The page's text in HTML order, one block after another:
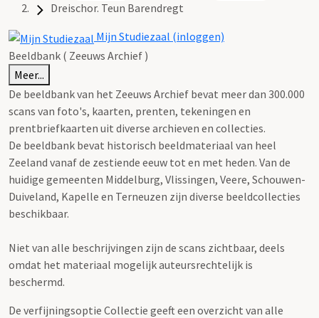
Dreischor. Teun Barendregt
Mijn Studiezaal (inloggen)
Beeldbank ( Zeeuws Archief )
Meer...
De beeldbank van het Zeeuws Archief bevat meer dan 300.000
scans van foto's, kaarten, prenten, tekeningen en
prentbriefkaarten uit diverse archieven en collecties.
De beeldbank bevat historisch beeldmateriaal van heel
Zeeland vanaf de zestiende eeuw tot en met heden. Van de
huidige gemeenten Middelburg, Vlissingen, Veere, Schouwen-
Duiveland, Kapelle en Terneuzen zijn diverse beeldcollecties
beschikbaar.
Niet van alle beschrijvingen zijn de scans zichtbaar, deels
omdat het materiaal mogelijk auteursrechtelijk is
beschermd.
De verfijningsoptie Collectie geeft een overzicht van alle